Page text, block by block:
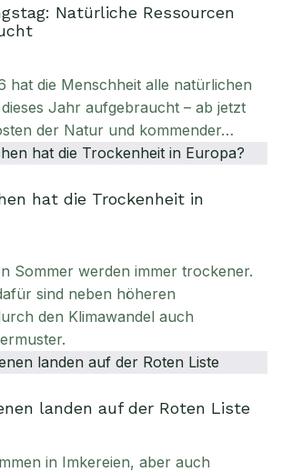
Natürliche Ressourcen
hat die Menschheit alle natürlichen
Jahr aufgebraucht – ab jetzt
der Natur und kommender…
hat die Trockenheit in
Sommer werden immer trockener.
sind neben höheren
den Klimawandel auch
landen auf der Roten Liste
in Imkereien, aber auch